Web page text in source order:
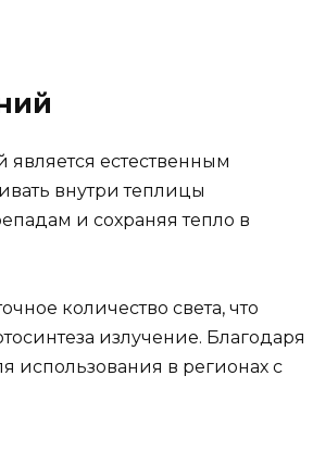
естественным
внутри теплицы
и сохраняя тепло в
количество света, что
излучение. Благодаря
использования в регионах с